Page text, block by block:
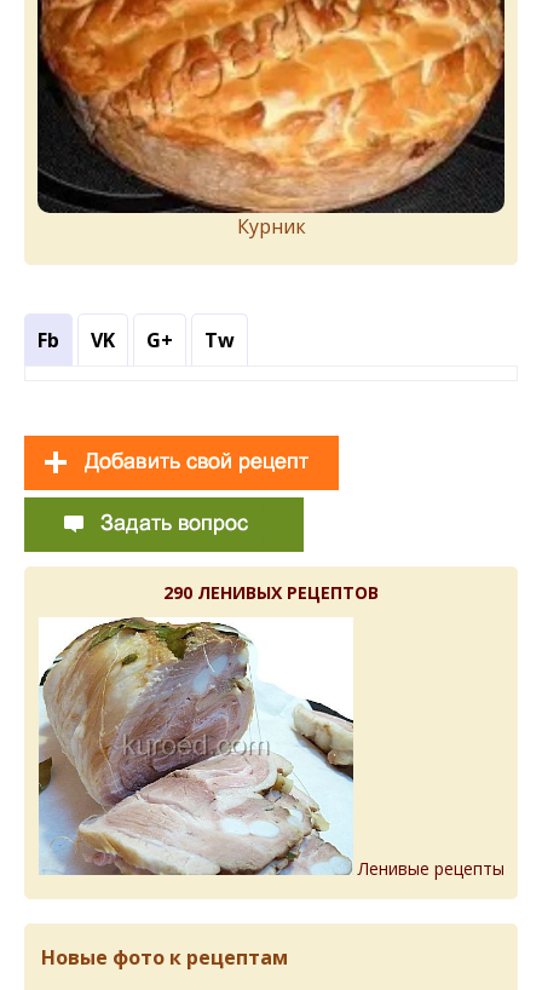
Курник
Fb VK G+ Tw
290 ЛЕНИВЫХ РЕЦЕПТОВ
Ленивые рецепты
Новые фото к рецептам